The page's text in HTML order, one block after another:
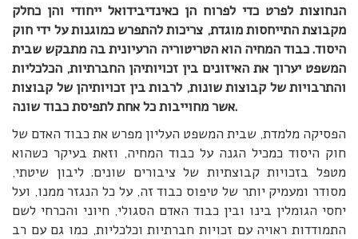
הנחוצות לפרט כדי לפרוח הן כאינדיבידואל ייחודי והן כחלק
מקבוצת התייחסות מוגדת, צריכות להתפרש כמוגנות על ידי חוק
היסוד. כבוד המחיה הוא הטריטוריה הרעיונית בה מתבקש שבית
המשפט יערוך את האיזונים בין זכויותיהן החברתיות, הכלכליות
והתרבויות של קבוצות שונות, לרבות בין זכויותיהן של קבוצות
אשר מחוייבות כל אחת לתפיסת כבוד שונה.
הפסיקה מלמדת, שבית המשפט העליון מפרש את כבוד האדם של
חוק היסוד כמכיל הגנה על כבוד המחיה, וזאת בעיקר כשהוא
מטפל בזכויות קבוצתיות של ציבורים שונים. ליבון שיטתי,
מסודר ומעמיק יותר של טיפוס כבוד זה, על כל הנגזר ממנו, ועל
יחסי הגומלין בינו ובין כבוד האדם הסגולי, חיוני והכרחי לשם
התמודדות ראויה עם זכויות חברתיות וכלכליות, כמו גם עם רב